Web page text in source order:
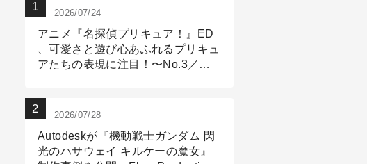
2026/07/24
アニメ『名探偵プリキュア！』ED
、可愛さと遊び心あふれるプリキュ
アたちの表現に注目！〜No.3／ア
2026/07/28
Autodeskが『機動戦士ガンダム 閃
光のハサウェイ キルケーの魔女』